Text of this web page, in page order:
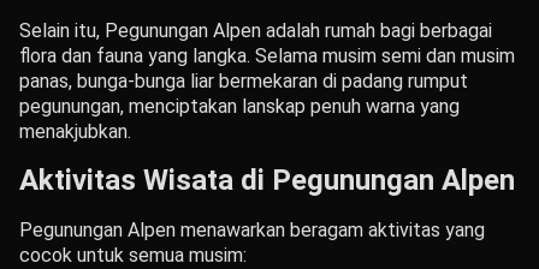
Selain itu, Pegunungan Alpen adalah rumah bagi berbagai
flora dan fauna yang langka. Selama musim semi dan musim
panas, bunga-bunga liar bermekaran di padang rumput
pegunungan, menciptakan lanskap penuh warna yang
menakjubkan.
Aktivitas Wisata di Pegunungan Alpen
Pegunungan Alpen menawarkan beragam aktivitas yang
cocok untuk semua musim: